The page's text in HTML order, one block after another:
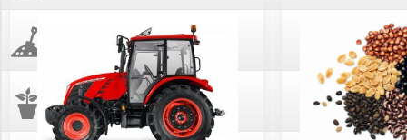
Augsne, kūdra, mulča
Podi un kasetes(646)
gliemežus piemājas dārzā un
Darba laiks Līgo svētkos
Ūdens piemērotības noteikšana
AKCIJAS komplekts -
frontālais iekrāvējs
mulčieris + piekabe
AKCIJAS komplekts -
frēze + mulčieris